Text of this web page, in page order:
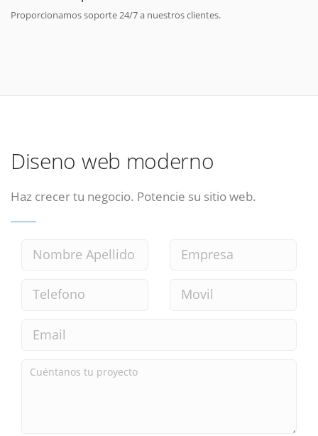
Proporcionamos soporte 24/7 a nuestros clientes.
Diseno web moderno
Haz crecer tu negocio. Potencie su sitio web.